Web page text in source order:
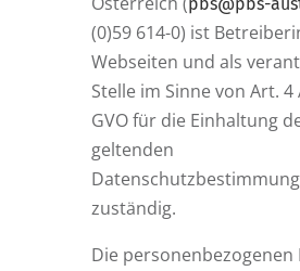
(0)59 614-0) ist
Webseiten und als
Stelle im Sinne von Art. 4
GVO für die Einhaltung
geltenden
zuständig.
Die personenbezogenen